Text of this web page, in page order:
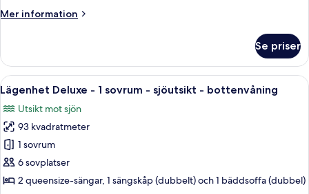
-
bottenvåning
Mer information
Mer
Deluxe
1
sovrum
-
sjöutsikt
bottenvåning
Se priser
Öppna
alla
foton
för
Lägenhet
Deluxe
-
Ett vardagsrum med en öppen spis,
12
Lägenhet Deluxe - 1 sovrum - sjöutsikt - bottenvåning
Utsikt mot sjön
93 kvadratmeter
1 sovrum
6 sovplatser
2 queensize-sängar, 1 sängskåp (dubbelt) och 1 bäddsoffa (dubbel)